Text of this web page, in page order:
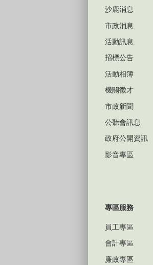
沙鹿消息
市政消息
活動訊息
招標公告
活動相簿
機關徵才
市政新聞
公聽會訊息
政府公開資訊
影音專區
專區服務
員工專區
會計專區
廉政專區